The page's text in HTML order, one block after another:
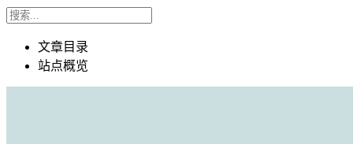
文章目录
站点概览